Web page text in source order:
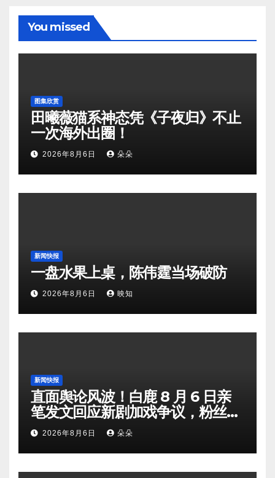
You missed
图集欣赏
田曦薇猫系神态凭《子夜归》不止
一次海外出圈！
2026年8月6日 朵朵
新闻快报
一盘水果上桌，陈伟霆当场破防
2026年8月6日 映知
新闻快报
直面舆论风波！白鹿 8 月 6 日亲
笔发文回应新剧加戏争议，粉丝剧
组矛盾暗流涌动
2026年8月6日 朵朵